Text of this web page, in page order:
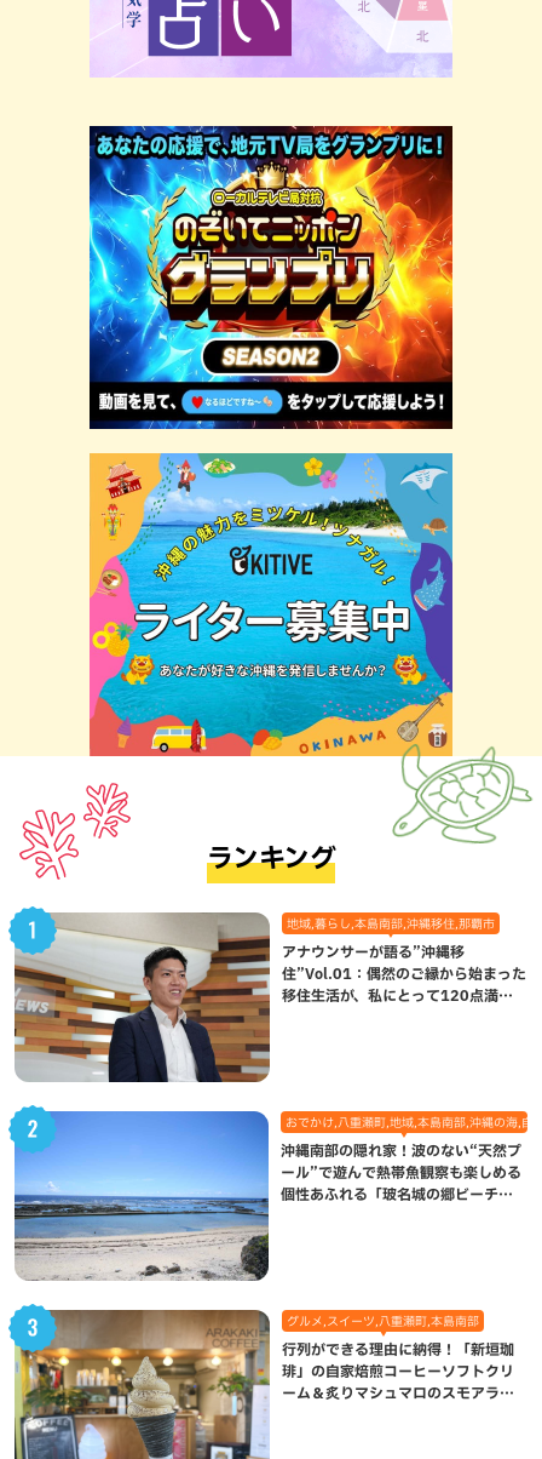
ランキング
地域,暮らし,本島南部,沖縄移住,那覇市
アナウンサーが語る”沖縄移
住”Vol.01：偶然のご縁から始まった
移住生活が、私にとって120点満点
おでかけ,八重瀬町,地域,本島南部,沖縄の海,自
沖縄南部の隠れ家！波のない“天然プ
ール”で遊んで熱帯魚観察も楽しめる
個性あふれる「玻名城の郷ビーチ」
グルメ,スイーツ,八重瀬町,本島南部
行列ができる理由に納得！「新垣珈
琲」の自家焙煎コーヒーソフトクリ
ーム＆炙りマシュマロのスモアラテ